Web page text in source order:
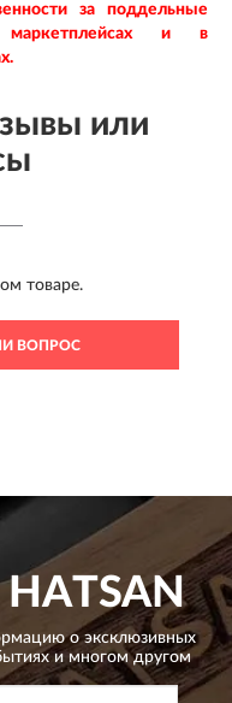
за поддельные
и в
или
товаре.
ВОПРОС
о эксклюзивных
и многом другом